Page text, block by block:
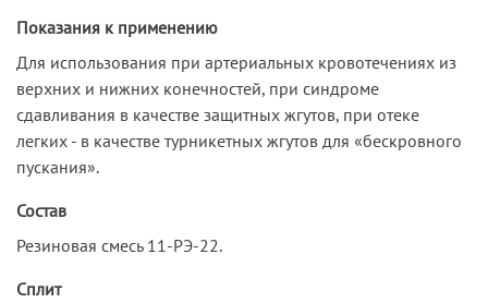
Показания к применению
Для использования при артериальных кровотечениях из
верхних и нижних конечностей, при синдроме
сдавливания в качестве защитных жгутов, при отеке
легких - в качестве турникетных жгутов для «бескровного
пускания».
Состав
Резиновая смесь 11-РЭ-22.
Сплит